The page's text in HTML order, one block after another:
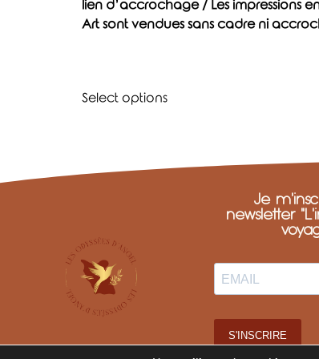
lien d’accrochage / Les impressions
Art sont vendues sans cadre ni
Select options
Je
newsletter
S'INSCRIRE